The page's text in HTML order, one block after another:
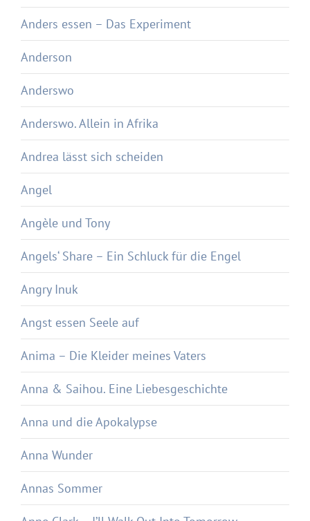
Anders essen – Das Experiment
Anderson
Anderswo
Anderswo. Allein in Afrika
Andrea lässt sich scheiden
Angel
Angèle und Tony
Angels‘ Share – Ein Schluck für die Engel
Angry Inuk
Angst essen Seele auf
Anima – Die Kleider meines Vaters
Anna & Saihou. Eine Liebesgeschichte
Anna und die Apokalypse
Anna Wunder
Annas Sommer